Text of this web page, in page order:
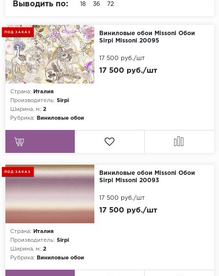
Rasch
Обои под покраску
Краска
Выводить по: 18 36 72
ПОД ЗАКАЗ
Виниловые обои Missoni Обои
Sirpi Missoni 20095
Страна:
Италия
Производитель: Sirpi
Ширина, м: 2
Рубрика:
Виниловые обои
17 500 руб./шт
17 500 руб./шт
ПОД ЗАКАЗ
Виниловые обои Missoni Обои
Sirpi Missoni 20093
Страна:
Италия
Производитель: Sirpi
Ширина, м: 2
Рубрика:
Виниловые обои
17 500 руб./шт
17 500 руб./шт